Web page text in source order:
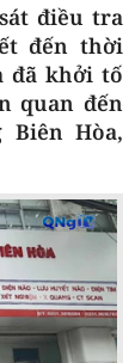
điều tra
đến thời
đã khởi tố
quan đến
Hòa,